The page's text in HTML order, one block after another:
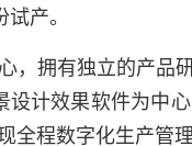
产。
，拥有独立的产品
计效果软件为中
全程数字化生产管